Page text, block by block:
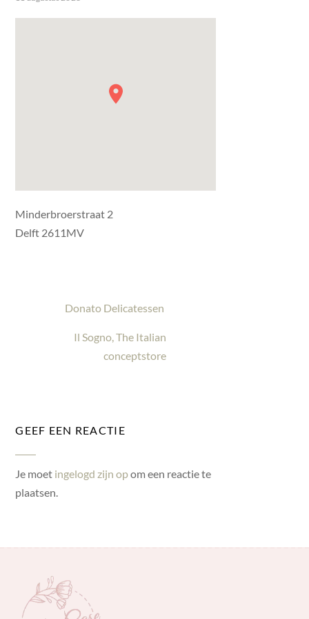
Minderbroerstraat 2
Delft 2611MV
Donato Delicatessen
Il Sogno, The Italian
conceptstore
GEEF EEN REACTIE
Je moet ingelogd zijn opom een reactie te
plaatsen.